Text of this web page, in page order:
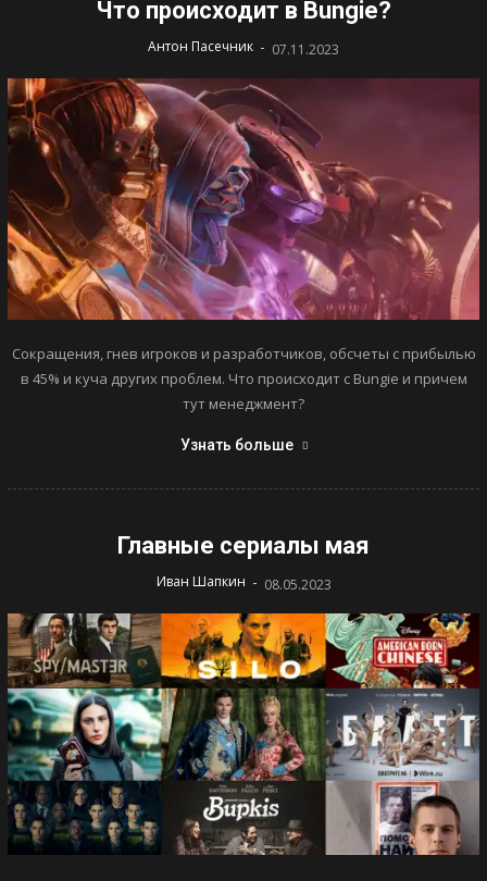
Что происходит в Bungie?
Антон Пасечник - 07.11.2023
Сокращения, гнев игроков и разработчиков, обсчеты с прибылью
в 45% и куча других проблем. Что происходит с Bungie и причем
тут менеджмент?
Узнать больше
Главные сериалы мая
Иван Шапкин - 08.05.2023